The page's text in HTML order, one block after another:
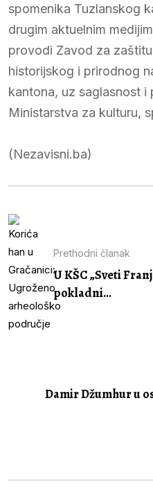
spomenika Tuzlanskog
drugim aktuelnim
provodi Zavod za
historijskog i prirodnog
kantona, uz saglasnost
Ministarstva za kulturu,
(Nezavisni.ba)
Prethodni članak
U KŠC „Sveti
pokladni...
Damir Džumhur u